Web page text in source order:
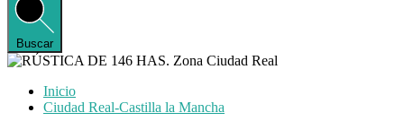
Buscar
Inicio
Ciudad Real-Castilla la Mancha